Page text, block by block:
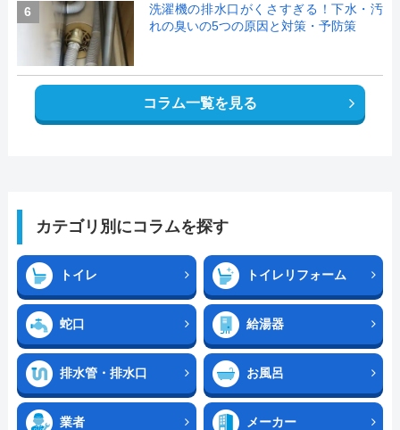
6
洗濯機の排水口がくさすぎる！下水・汚
れの臭いの5つの原因と対策・予防策
コラム一覧を見る
カテゴリ別にコラムを探す
トイレ トイレリフォーム
蛇口 給湯器
排水管・排水口 お風呂
業者 メーカー